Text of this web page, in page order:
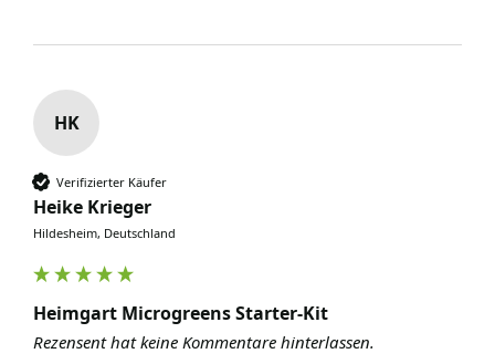
HK
Verifizierter Käufer
Heike Krieger
Hildesheim, Deutschland
Heimgart Microgreens Starter-Kit
Rezensent hat keine Kommentare hinterlassen.